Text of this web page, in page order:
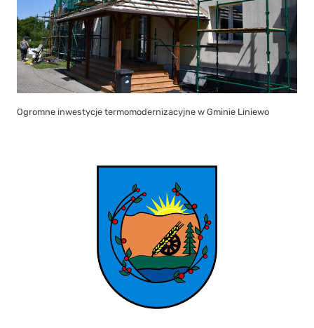
Ogromne inwestycje termomodernizacyjne w Gminie Liniewo